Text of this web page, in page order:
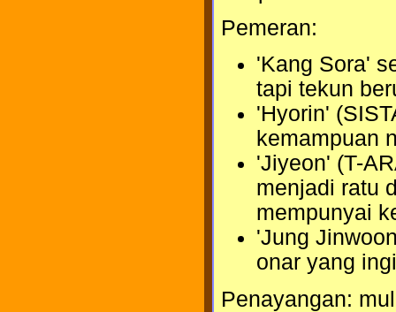
Pemeran:
'Kang Sora'
tapi tekun
'Hyorin'
kemampuan
'Jiyeon' (T-
menjadi ratu
mempunyai
'Jung
onar yang
Penayangan: